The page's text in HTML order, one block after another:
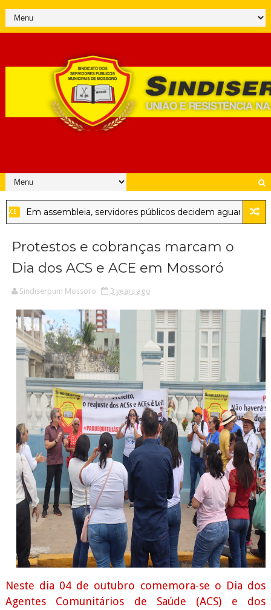
Em assembleia, servidores públicos decidem aguardar
Protestos e cobranças marcam o
Dia dos ACS e ACE em Mossoró
Sindiserpum Mossoro 3 years ago
Neste dia 04 de outubro comemora-se o Dia dos
Agentes Comunitários de Saúde (ACS) e dos